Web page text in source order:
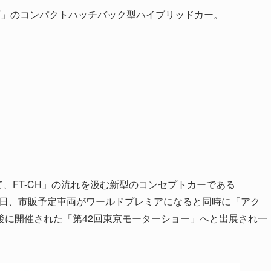
コンパクトハッチバック型ハイブリッドカー。
FT-CH」の流れを汲む新型のコンセプトカーである
市販予定車両がワールドプレミアになると同時に「アク
開催された「第42回東京モーターショー」へと出展され一